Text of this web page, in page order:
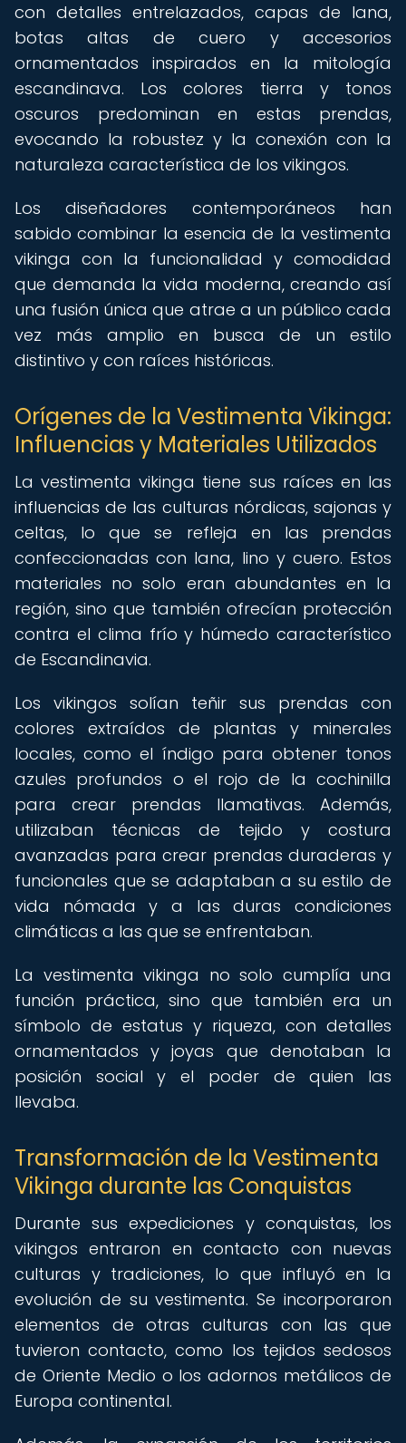
con detalles entrelazados, capas de lana,
botas altas de cuero y accesorios
ornamentados inspirados en la mitología
escandinava. Los colores tierra y tonos
oscuros predominan en estas prendas,
evocando la robustez y la conexión con la
naturaleza característica de los vikingos.
Los diseñadores contemporáneos han
sabido combinar la esencia de la vestimenta
vikinga con la funcionalidad y comodidad
que demanda la vida moderna, creando así
una fusión única que atrae a un público cada
vez más amplio en busca de un estilo
distintivo y con raíces históricas.
Orígenes de la Vestimenta Vikinga:
Influencias y Materiales Utilizados
La vestimenta vikinga tiene sus raíces en las
influencias de las culturas nórdicas, sajonas y
celtas, lo que se refleja en las prendas
confeccionadas con lana, lino y cuero. Estos
materiales no solo eran abundantes en la
región, sino que también ofrecían protección
contra el clima frío y húmedo característico
de Escandinavia.
Los vikingos solían teñir sus prendas con
colores extraídos de plantas y minerales
locales, como el índigo para obtener tonos
azules profundos o el rojo de la cochinilla
para crear prendas llamativas. Además,
utilizaban técnicas de tejido y costura
avanzadas para crear prendas duraderas y
funcionales que se adaptaban a su estilo de
vida nómada y a las duras condiciones
climáticas a las que se enfrentaban.
La vestimenta vikinga no solo cumplía una
función práctica, sino que también era un
símbolo de estatus y riqueza, con detalles
ornamentados y joyas que denotaban la
posición social y el poder de quien las
llevaba.
Transformación de la Vestimenta
Vikinga durante las Conquistas
Durante sus expediciones y conquistas, los
vikingos entraron en contacto con nuevas
culturas y tradiciones, lo que influyó en la
evolución de su vestimenta. Se incorporaron
elementos de otras culturas con las que
tuvieron contacto, como los tejidos sedosos
de Oriente Medio o los adornos metálicos de
Europa continental.